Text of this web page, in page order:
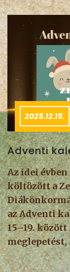
2025.12.15.
Adventi
Az idei
költözött a
az Adventi
15–19.
meglepetést,